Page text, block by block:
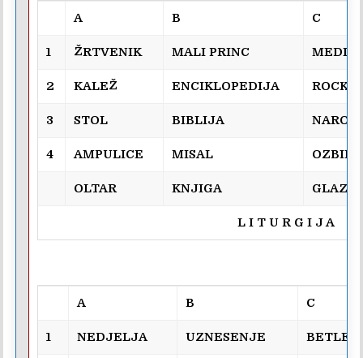
A B C
1 ŽRTVENIK MALI PRINC
2 KALEŽ ENCIKLOPEDIJA ROCK
3 STOL BIBLIJA
4 AMPULICE MISAL
OLTAR KNJIGA
L I T U R G I J A
A B C
1 NEDJELJA UZNESENJE